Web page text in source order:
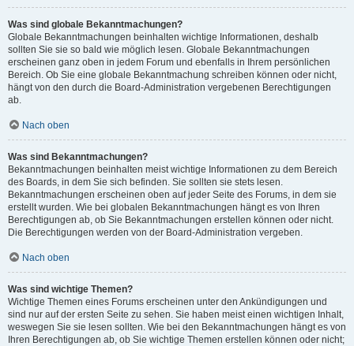
Was sind globale Bekanntmachungen?
Globale Bekanntmachungen beinhalten wichtige Informationen, deshalb
sollten Sie sie so bald wie möglich lesen. Globale Bekanntmachungen
erscheinen ganz oben in jedem Forum und ebenfalls in Ihrem persönlichen
Bereich. Ob Sie eine globale Bekanntmachung schreiben können oder nicht,
hängt von den durch die Board-Administration vergebenen Berechtigungen
ab.
Nach oben
Was sind Bekanntmachungen?
Bekanntmachungen beinhalten meist wichtige Informationen zu dem Bereich
des Boards, in dem Sie sich befinden. Sie sollten sie stets lesen.
Bekanntmachungen erscheinen oben auf jeder Seite des Forums, in dem sie
erstellt wurden. Wie bei globalen Bekanntmachungen hängt es von Ihren
Berechtigungen ab, ob Sie Bekanntmachungen erstellen können oder nicht.
Die Berechtigungen werden von der Board-Administration vergeben.
Nach oben
Was sind wichtige Themen?
Wichtige Themen eines Forums erscheinen unter den Ankündigungen und
sind nur auf der ersten Seite zu sehen. Sie haben meist einen wichtigen Inhalt,
weswegen Sie sie lesen sollten. Wie bei den Bekanntmachungen hängt es von
Ihren Berechtigungen ab, ob Sie wichtige Themen erstellen können oder nicht;